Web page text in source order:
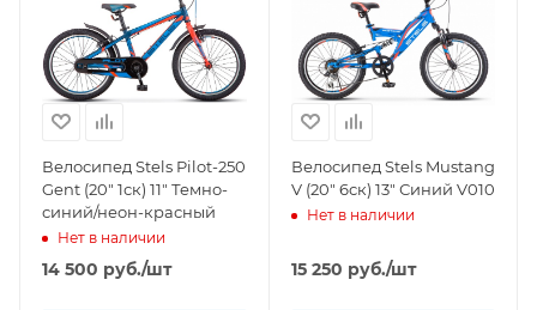
Велосипед Stels Pilot-250
Gent (20" 1ск) 11" Темно-
синий/неон-красный
Нет в наличии
14 500 руб./шт
Велосипед Stels Mustang
V (20" 6ск) 13" Синий V010
Нет в наличии
15 250 руб./шт